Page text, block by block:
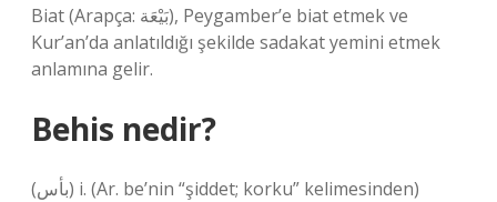
Biat (Arapça: بَيْعَة), Peygamber’e biat etmek ve
Kur’an’da anlatıldığı şekilde sadakat yemini etmek
anlamına gelir.
Behis nedir?
(ﺑﺄﺱ) i. (Ar. be’nin “şiddet; korku” kelimesinden)